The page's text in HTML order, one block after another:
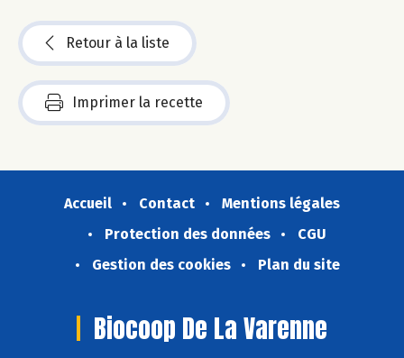
Retour à la liste
Imprimer la recette
Accueil Contact
Mentions légales
Protection des données
CGU
Gestion des cookies
Plan du site
Biocoop De La Varenne